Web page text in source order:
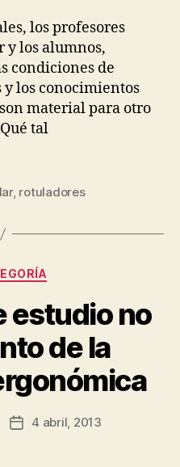
los profesores
y los alumnos,
condiciones de
y los conocimientos
material para otro
tal
, rotuladores
estudio no
de la
Fecha4 abril, 2013